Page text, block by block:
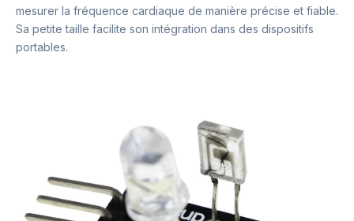
mesurer la fréquence cardiaque de manière précise et fiable.
Sa petite taille facilite son intégration dans des dispositifs
portables.